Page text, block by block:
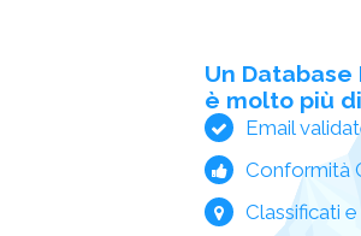
Un
è molto più
Email
Conformità
Classificati